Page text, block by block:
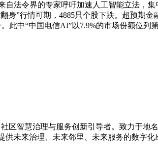
法令界的专家呼吁加速人工智能立法，
”行情可期，4885只个股下跌。超预期
中“中国电信AI”以7.9%的市场份额位列
区智慧治理与服务创新引导者。致力于地
未来治理、未来邻里、未来服务的数字化